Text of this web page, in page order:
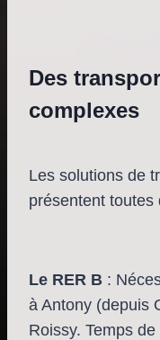
Des
complexes
Les solutions de
présentent toutes
Le RER B :
à Antony (depuis
Roissy. Temps